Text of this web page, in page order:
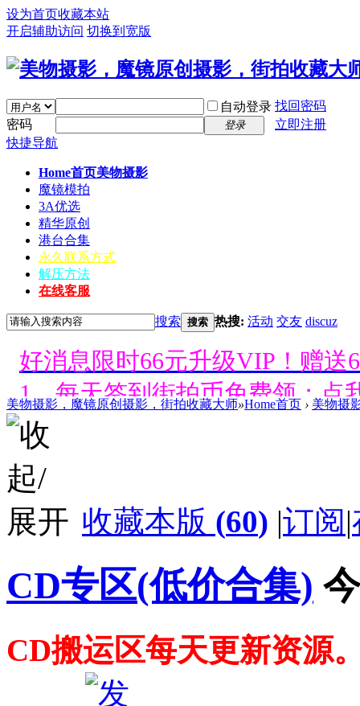
设为首页收藏本站
开启辅助访问 切换到宽版
自动登录 找回密码
密码
登录
立即注册
快捷导航
Home首页美物摄影
魔镜模拍
3A优选
精华原创
港台合集
永久联系方式
解压方法
在线客服
搜索 搜索 热搜: 活动 交友 discuz
好消息限时66元升级VIP！赠
1、每天签到街拍币免费领；点
好消息限时66元升级VIP！赠
1、每天签到街拍币免费领；点
好消息限时66元升级VIP！赠
1、每天签到街拍币免费领；点
好消息限时66元升级VIP！赠
1、每天签到街拍币免费领；点
好消息限时66元升级VIP！赠
1、每天签到街拍币免费领；点
美物摄影，魔镜原创摄影，街拍收藏大师»Home首页 › 美物摄
收藏本版 (60) |订阅|
CD专区(低价合集)
CD搬运区每天更新资源